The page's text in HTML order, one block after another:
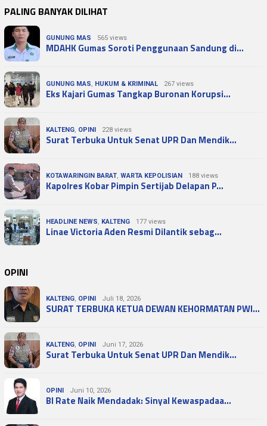
PALING BANYAK DILIHAT
GUNUNG MAS 565 views
MDAHK Gumas Soroti Penggunaan Sandung di…
GUNUNG MAS, HUKUM & KRIMINAL 267 views
Eks Kajari Gumas Tangkap Buronan Korupsi…
KALTENG, OPINI 228 views
Surat Terbuka Untuk Senat UPR Dan Mendik…
KOTAWARINGIN BARAT, WARTA KEPOLISIAN 188 views
Kapolres Kobar Pimpin Sertijab Delapan P…
HEADLINE NEWS, KALTENG 177 views
Linae Victoria Aden Resmi Dilantik sebag…
OPINI
KALTENG, OPINI Juli 18, 2026
SURAT TERBUKA KETUA DEWAN KEHORMATAN PWI…
KALTENG, OPINI Juni 17, 2026
Surat Terbuka Untuk Senat UPR Dan Mendik…
OPINI Juni 10, 2026
BI Rate Naik Mendadak: Sinyal Kewaspadaa…